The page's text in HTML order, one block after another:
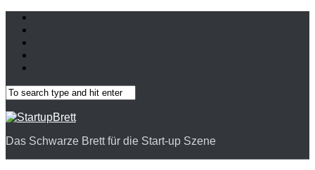
Das Schwarze Brett für die Start-up Szene